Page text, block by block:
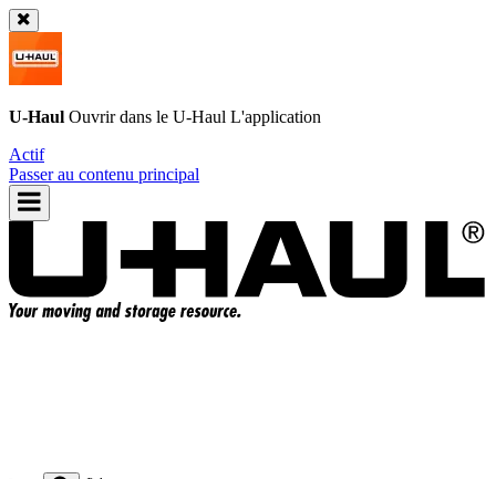
U-Haul Ouvrir dans le U-Haul L'application
Actif
Passer au contenu principal